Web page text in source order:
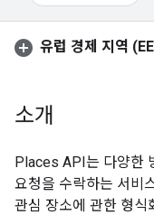
유럽 경제 지역
소개
Places API는 다양한
요청을 수락하는 서비
관심 장소에 관한 형식